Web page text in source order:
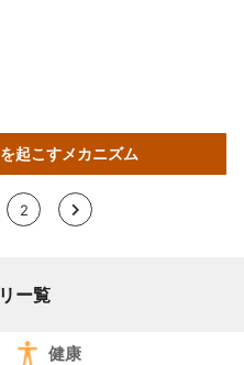
起こすメカニズム
2 >
ー覧
健康